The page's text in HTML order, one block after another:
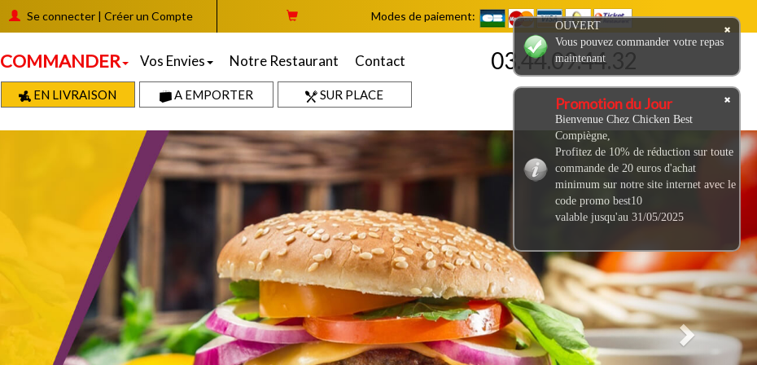
Se connecter| Créer un Compte Modes de paiement:
COMMANDER Vos Envies Notre Restaurant Contact
EN LIVRAISON A EMPORTER SUR PLACE
03.44.09.44.32
OUVERT
Vous pouvez commander votre repas
maintenant
Promotion du Jour
Bienvenue Chez Chicken Best
Compiègne,
Profitez de 10% de réduction sur toute
commande de 20 euros d'achat
minimum sur notre site internet avec le
code promo best10
valable jusqu'au 31/05/2025